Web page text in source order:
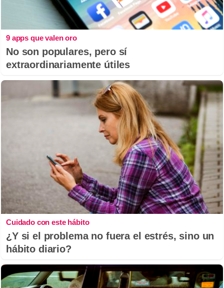
9 apps que valen oro
No son populares, pero sí
extraordinariamente útiles
Cuidado con este hábito
¿Y si el problema no fuera el estrés, sino un
hábito diario?